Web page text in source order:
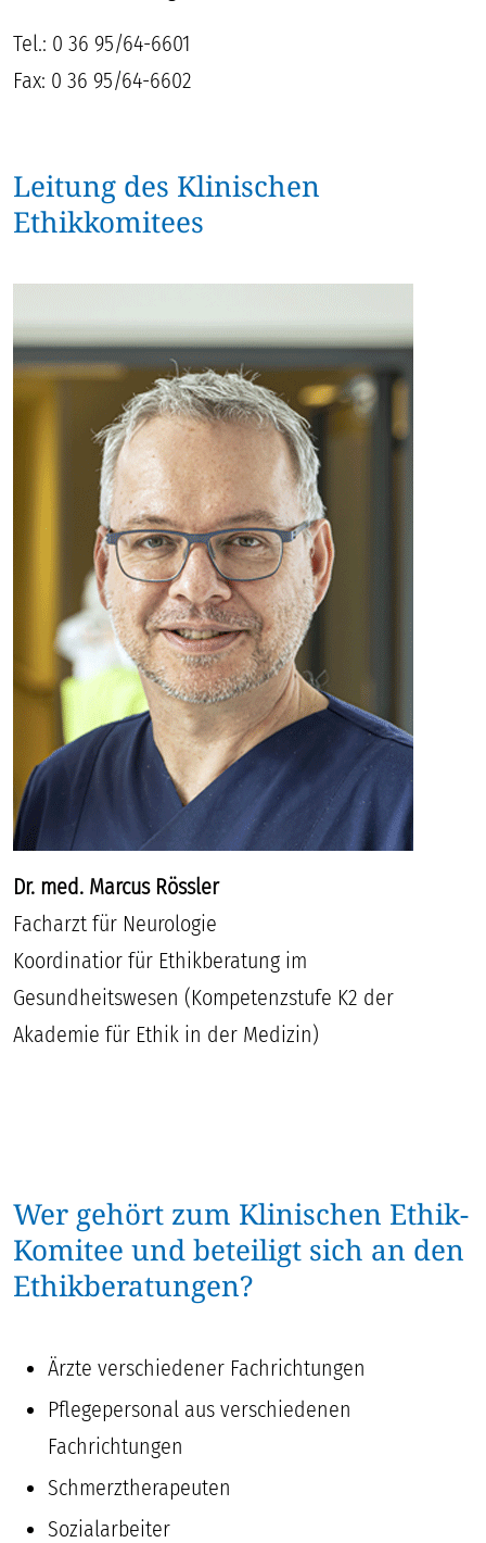
Tel.: 0 36 95/64-6601
Fax: 0 36 95/64-6602
Leitung des Klinischen
Ethikkomitees
Dr. med. Marcus Rössler
Facharzt für Neurologie
Koordinatior für Ethikberatung im
Gesundheitswesen (Kompetenzstufe K2 der
Akademie für Ethik in der Medizin)
Wer gehört zum Klinischen Ethik-
Komitee und beteiligt sich an den
Ethikberatungen?
Ärzte verschiedener Fachrichtungen
Pflegepersonal aus verschiedenen
Fachrichtungen
Schmerztherapeuten
Sozialarbeiter